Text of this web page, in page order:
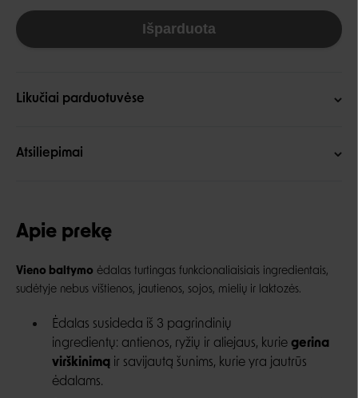
Išparduota
Likučiai parduotuvėse
Atsiliepimai
Apie prekę
Vieno baltymo ėdalas turtingas funkcionaliaisiais ingredientais,
sudėtyje nebus vištienos, jautienos, sojos, mielių ir laktozės.
Ėdalas susideda iš 3 pagrindinių
ingredientų: antienos, ryžių ir aliejaus, kurie gerina
virškinimą ir savijautą šunims, kurie yra jautrūs
ėdalams.